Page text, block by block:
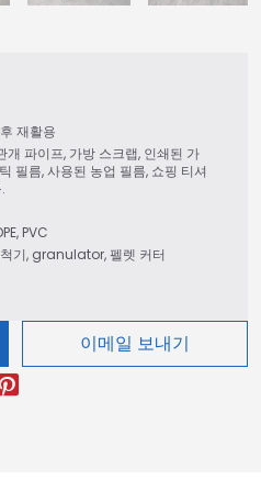
재활용
개 파이프, 가방 스크랩, 인쇄된 가
필름, 사용된 농업 필름, 쇼핑 티셔
PVC
척기, granulator, 펠렛 커터
이메일 보내기